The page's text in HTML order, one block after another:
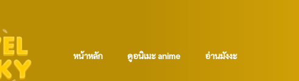
หน้าหลัก ดูอนิเมะ anime อ่านมังงะ